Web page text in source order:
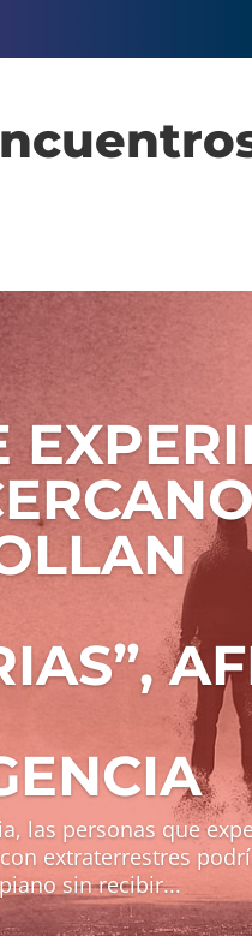
las personas que
extraterrestres
sin recibir...